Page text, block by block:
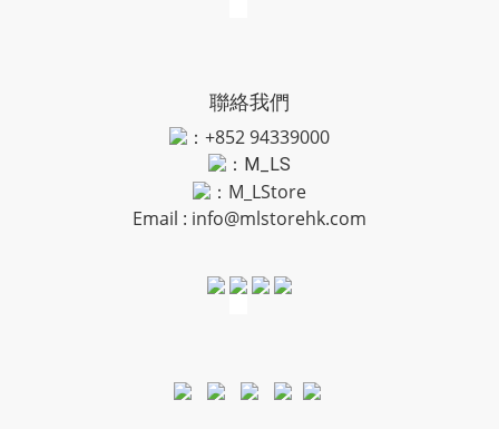
聯絡我們
：+852 94339000
： M_LS
：M_LStore
Email : info@mlstorehk.com